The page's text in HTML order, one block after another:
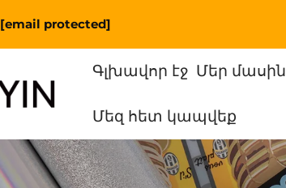
[email protected]
Գլխավոր էջ Մեր մասին
Մեզ հետ կապվեք